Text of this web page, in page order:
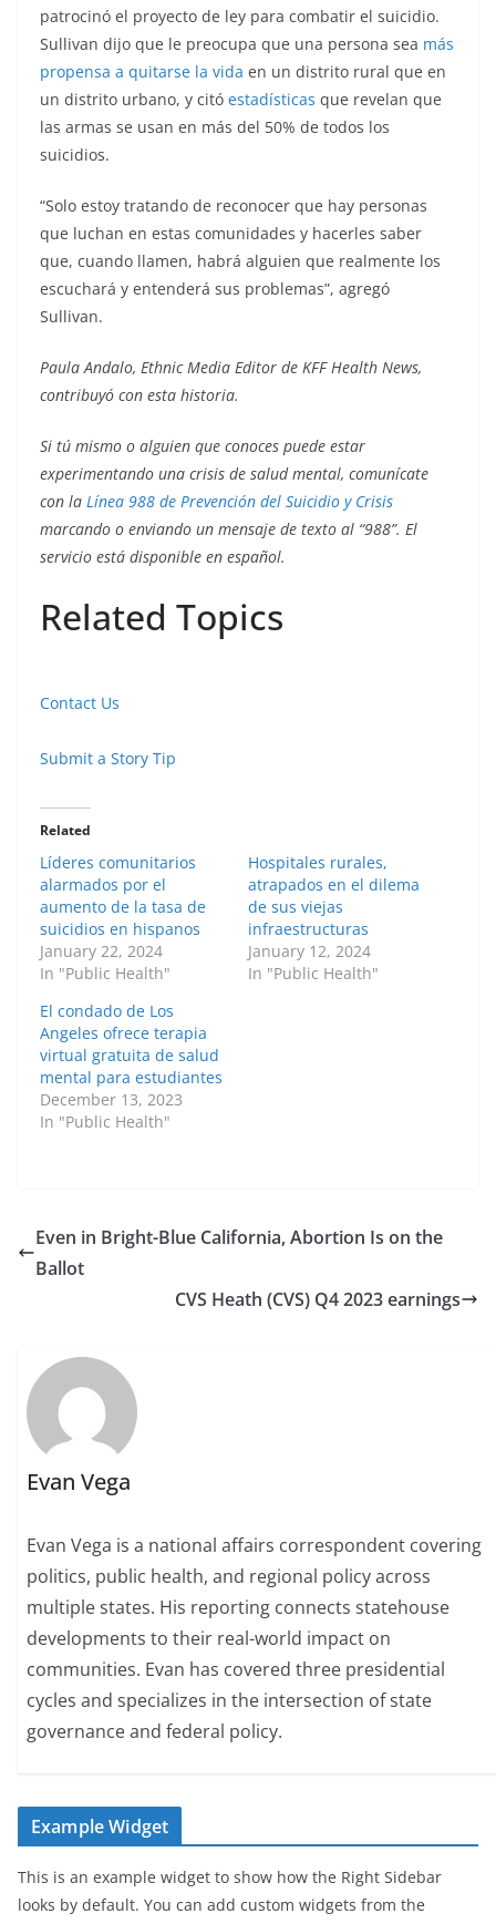
patrocinó el proyecto de ley para combatir el suicidio.
Sullivan dijo que le preocupa que una persona sea más
propensa a quitarse la vida en un distrito rural que en
un distrito urbano, y citó estadísticas que revelan que
las armas se usan en más del 50% de todos los
suicidios.
“Solo estoy tratando de reconocer que hay personas
que luchan en estas comunidades y hacerles saber
que, cuando llamen, habrá alguien que realmente los
escuchará y entenderá sus problemas”, agregó
Sullivan.
Paula Andalo, Ethnic Media Editor de KFF Health News,
contribuyó con esta historia.
Si tú mismo o alguien que conoces puede estar
experimentando una crisis de salud mental, comunícate
con la Línea 988 de Prevención del Suicidio y Crisis
marcando o enviando un mensaje de texto al “988”. El
servicio está disponible en español.
Related Topics
Contact Us
Submit a Story Tip
Related
Líderes comunitarios
alarmados por el
aumento de la tasa de
suicidios en hispanos
January 22, 2024
In "Public Health"
Hospitales rurales,
atrapados en el dilema
de sus viejas
infraestructuras
January 12, 2024
In "Public Health"
El condado de Los
Angeles ofrece terapia
virtual gratuita de salud
mental para estudiantes
December 13, 2023
In "Public Health"
Even in Bright-Blue California, Abortion Is on the
Ballot
CVS Heath (CVS) Q4 2023 earnings
Evan Vega
Evan Vega is a national affairs correspondent covering
politics, public health, and regional policy across
multiple states. His reporting connects statehouse
developments to their real-world impact on
communities. Evan has covered three presidential
cycles and specializes in the intersection of state
governance and federal policy.
Example Widget
This is an example widget to show how the Right Sidebar
looks by default. You can add custom widgets from the